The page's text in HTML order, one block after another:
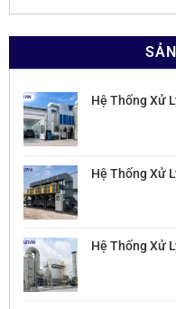
Hệ Thống Xử
Hệ Thống Xử
Hệ Thống Xử